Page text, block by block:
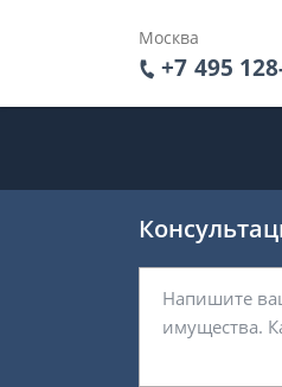
Москва
+7 495